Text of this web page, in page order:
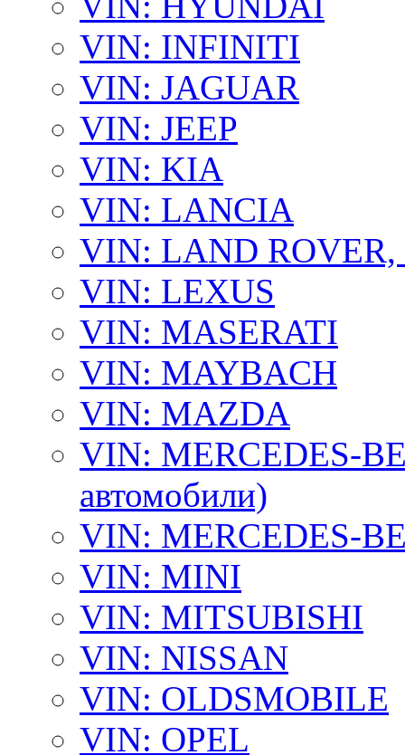
VIN: INFINITI
VIN: JAGUAR
VIN: JEEP
VIN: KIA
VIN: LANCIA
VIN: LAND ROVER,
VIN: LEXUS
VIN: MASERATI
VIN: MAYBACH
VIN: MAZDA
VIN: MERCEDES-
автомобили)
VIN: MERCEDES-
VIN: MINI
VIN: MITSUBISHI
VIN: NISSAN
VIN: OLDSMOBILE
VIN: OPEL